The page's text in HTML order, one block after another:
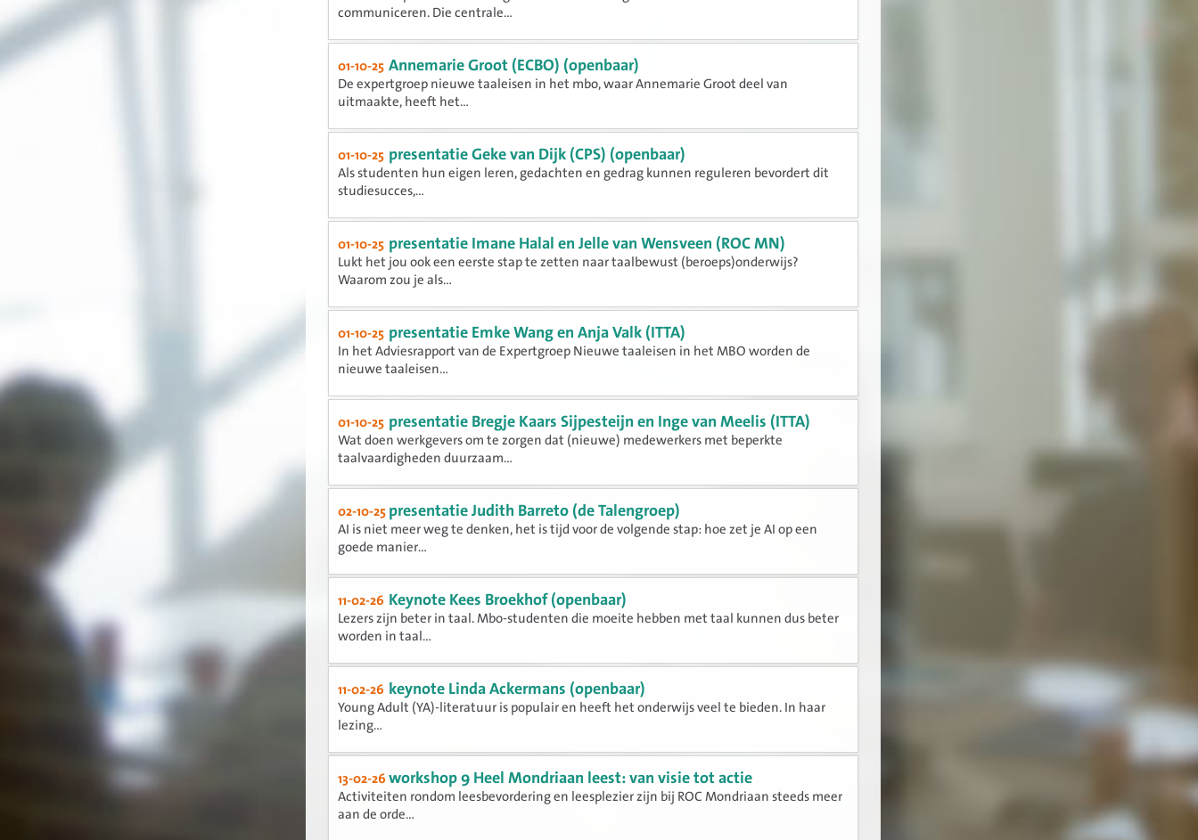
communiceren. Die centrale...
01-10-25 Annemarie Groot (ECBO) (openbaar)
De expertgroep nieuwe taaleisen in het mbo, waar Annemarie Groot deel van
uitmaakte, heeft het...
01-10-25 presentatie Geke van Dijk (CPS) (openbaar)
Als studenten hun eigen leren, gedachten en gedrag kunnen reguleren bevordert dit
studiesucces,...
01-10-25 presentatie Imane Halal en Jelle van Wensveen (ROC MN)
Lukt het jou ook een eerste stap te zetten naar taalbewust (beroeps)onderwijs?
Waarom zou je als...
01-10-25 presentatie Emke Wang en Anja Valk (ITTA)
In het Adviesrapport van de Expertgroep Nieuwe taaleisen in het MBO worden de
nieuwe taaleisen...
01-10-25 presentatie Bregje Kaars Sijpesteijn en Inge van Meelis (ITTA)
Wat doen werkgevers om te zorgen dat (nieuwe) medewerkers met beperkte
taalvaardigheden duurzaam...
02-10-25 presentatie Judith Barreto (de Talengroep)
AI is niet meer weg te denken, het is tijd voor de volgende stap: hoe zet je AI op een
goede manier...
11-02-26 Keynote Kees Broekhof (openbaar)
Lezers zijn beter in taal. Mbo-studenten die moeite hebben met taal kunnen dus beter
worden in taal...
11-02-26 keynote Linda Ackermans (openbaar)
Young Adult (YA)-literatuur is populair en heeft het onderwijs veel te bieden. In haar
lezing...
13-02-26workshop 9 Heel Mondriaan leest: van visie tot actie
Activiteiten rondom leesbevordering en leesplezier zijn bij ROC Mondriaan steeds meer
aan de orde...